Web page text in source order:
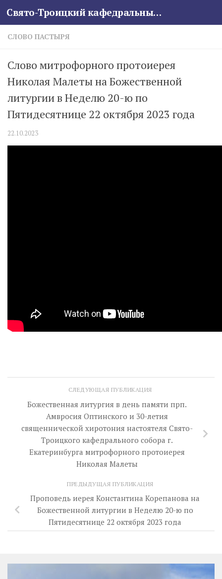
Skip to content Свято-Троицкий кафедральный собор
СЛОВО ПАСТЫРЯ
Слово митрофорного протоиерея
Николая Малеты на Божественной
литургии в Неделю 20-ю по
Пятидесятнице 22 октября 2023 года
22.10.2023
СЛЕДУЮЩАЯ ПУБЛИКАЦИЯ
Божественная литургия в день памяти прп.
Амвросия Оптинского и 30-летия
священнической хиротония настоятеля Свято-
Троицкого кафедрального собора г.
Екатеринбурга митрофорного протоиерея
Николая Малеты
ПРЕДЫДУЩАЯ ПУБЛИКАЦИЯ
Проповедь иерея Константина Корепанова на
Божественной литургии в Неделю 20-ю по
Пятидесятнице 22 октября 2023 года